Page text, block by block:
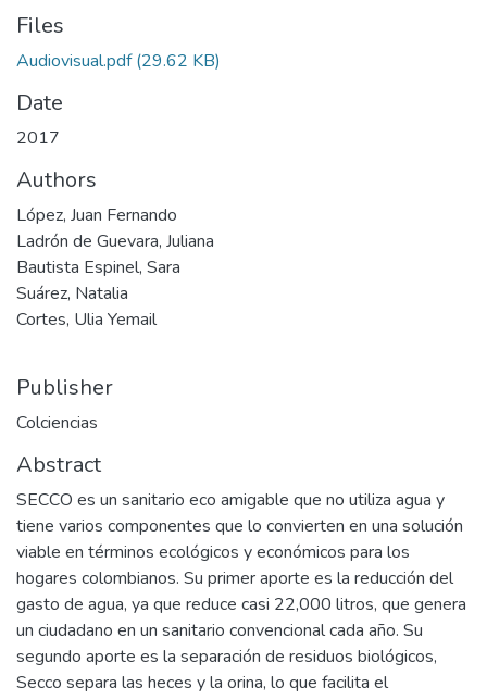
Files
Audiovisual.pdf(29.62 KB)
Date
2017
Authors
López, Juan Fernando
Ladrón de Guevara, Juliana
Bautista Espinel, Sara
Suárez, Natalia
Cortes, Ulia Yemail
Publisher
Colciencias
Abstract
SECCO es un sanitario eco amigable que no utiliza agua y
tiene varios componentes que lo convierten en una solución
viable en términos ecológicos y económicos para los
hogares colombianos. Su primer aporte es la reducción del
gasto de agua, ya que reduce casi 22,000 litros, que genera
un ciudadano en un sanitario convencional cada año. Su
segundo aporte es la separación de residuos biológicos,
Secco separa las heces y la orina, lo que facilita el